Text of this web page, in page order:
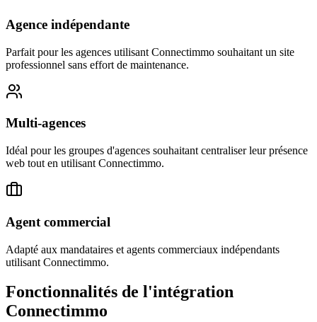
Agence indépendante
Parfait pour les agences utilisant Connectimmo souhaitant un site
professionnel sans effort de maintenance.
Multi-agences
Idéal pour les groupes d'agences souhaitant centraliser leur présence
web tout en utilisant Connectimmo.
Agent commercial
Adapté aux mandataires et agents commerciaux indépendants
utilisant Connectimmo.
Fonctionnalités de l'intégration
Connectimmo